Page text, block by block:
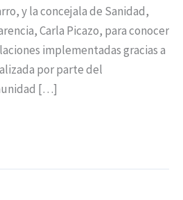
y la concejala de Sanidad,
Carla Picazo, para conocer
implementadas gracias a
por parte del
[…]